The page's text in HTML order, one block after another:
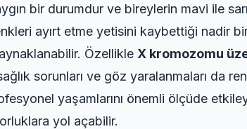
bir durumdur ve bireylerin mavi ile sarı
ayırt etme yetisini kaybettiği nadir
Özellikle X kromozomu
sorunları ve göz yaralanmaları da
yaşamlarını önemli ölçüde
yol açabilir.